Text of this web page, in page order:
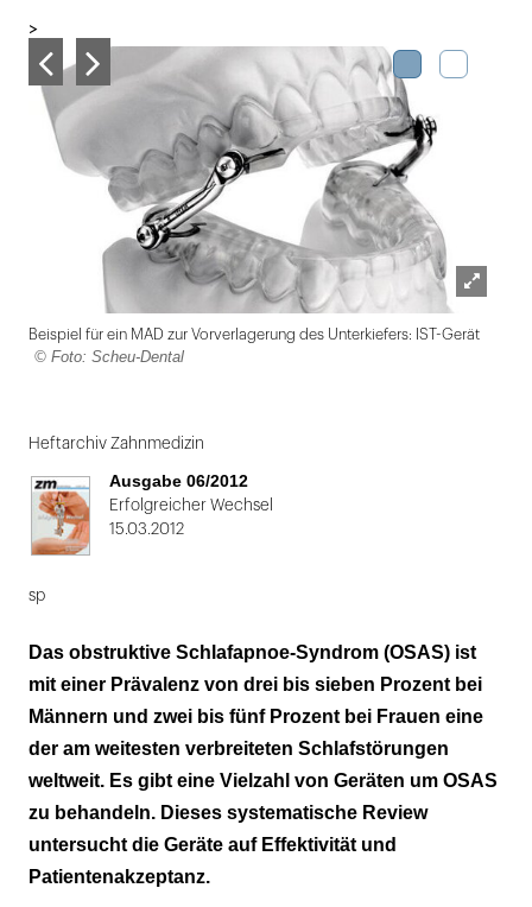
>
öffnen
Beispiel für ein MAD zur Vorverlagerung des Unterkiefers: IST-Gerät
© Foto: Scheu-Dental
1
von
2
Heftarchiv Zahnmedizin
Ausgabe 06/2012
Erfolgreicher Wechsel
15.03.2012
sp
Das obstruktive Schlafapnoe-Syndrom (OSAS) ist
mit einer Prävalenz von drei bis sieben Prozent bei
Männern und zwei bis fünf Prozent bei Frauen eine
der am weitesten verbreiteten Schlafstörungen
weltweit. Es gibt eine Vielzahl von Geräten um OSAS
zu behandeln. Dieses systematische Review
untersucht die Geräte auf Effektivität und
Patientenakzeptanz.